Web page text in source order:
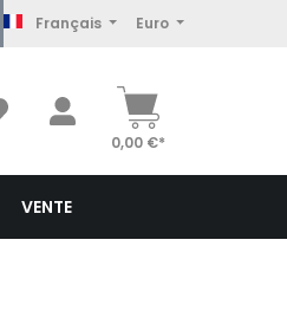
Français Euro
0,00 €*
VENTE